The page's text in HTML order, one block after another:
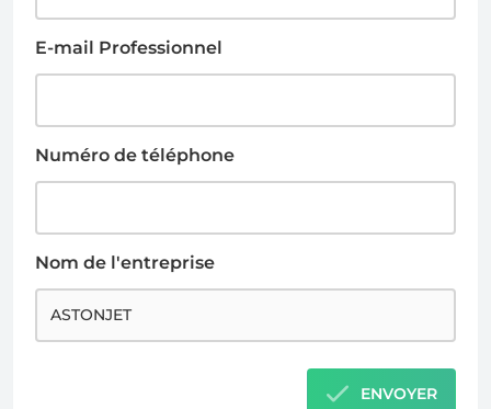
E-mail Professionnel
Numéro de téléphone
Nom de l'entreprise
ENVOYER